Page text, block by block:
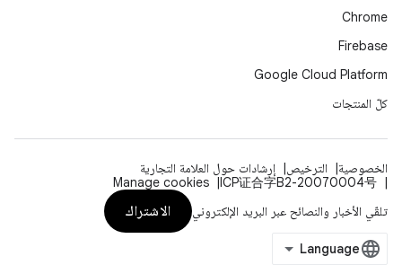
Chrome
Firebase
Google Cloud Platform
كلّ المنتجات
الخصوصية الترخيص
إرشادات حول العلامة التجارية
ICP证合字B2-20070004号
Manage cookies
تلقّي الأخبار والنصائح عبر البريد الإلكتروني
الاشتراك